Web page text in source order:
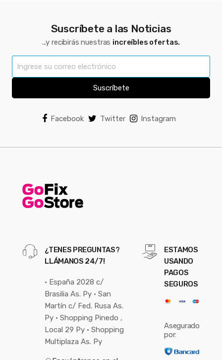
Suscríbete a las Noticias
...y recibirás nuestras increíbles ofertas.
Suscríbete
Facebook Twitter Instagram
¿TENES PREGUNTAS?
LLÁMANOS 24/7!
• España 2028 c/
Brasilia As. Py • San
Martín c/ Fed. Rusa As.
Py • Shopping Pinedo ,
Local 29 Py • Shopping
Multiplaza As. Py
ESTAMOS
USANDO
PAGOS
SEGUROS
Asegurado
por: